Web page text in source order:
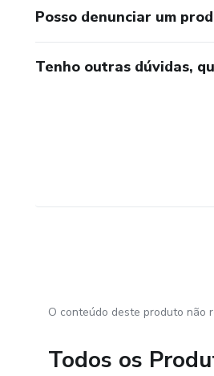
Posso denunciar um
Tenho outras dúvidas,
O conteúdo deste produto não
Todos os